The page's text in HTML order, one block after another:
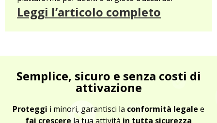
Leggi l’articolo completo
Semplice, sicuro e senza costi di
attivazione
Proteggi i minori, garantisci la conformità legale e
fai crescere la tua attività in tutta sicurezza